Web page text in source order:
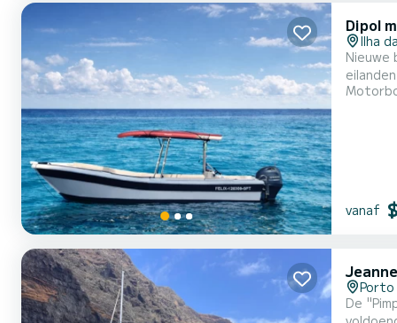
Dipol
Ilha
Nieuwe
vanaf
Porto
De